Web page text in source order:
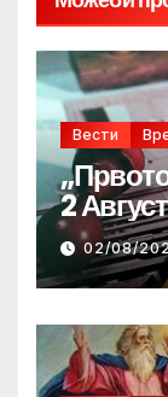
Вести
2
02/08/